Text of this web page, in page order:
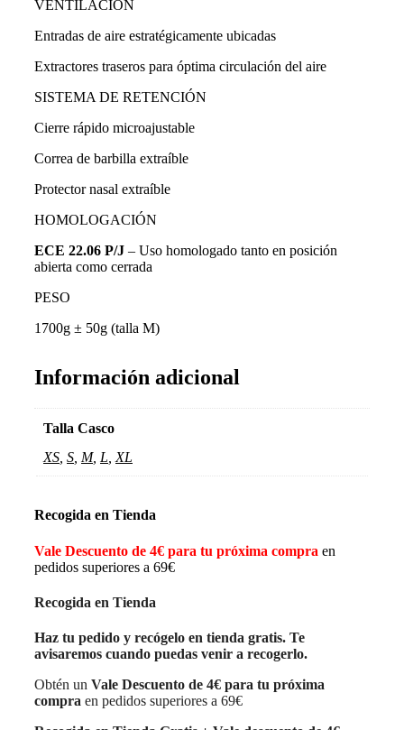
VENTILACIÓN
Entradas de aire estratégicamente ubicadas
Extractores traseros para óptima circulación del aire
SISTEMA DE RETENCIÓN
Cierre rápido microajustable
Correa de barbilla extraíble
Protector nasal extraíble
HOMOLOGACIÓN
ECE 22.06 P/J – Uso homologado tanto en posición
abierta como cerrada
PESO
1700g ± 50g (talla M)
Información adicional
Talla Casco
XS S M, L XL
Recogida en Tienda
Vale Descuento de 4€ para tu próxima compra en
pedidos superiores a 69€
Recogida en Tienda
Haz tu pedido y recógelo en tienda gratis. Te
avisaremos cuando puedas venir a recogerlo.
Obtén un Vale Descuento de 4€ para tu próxima
compra en pedidos superiores a 69€